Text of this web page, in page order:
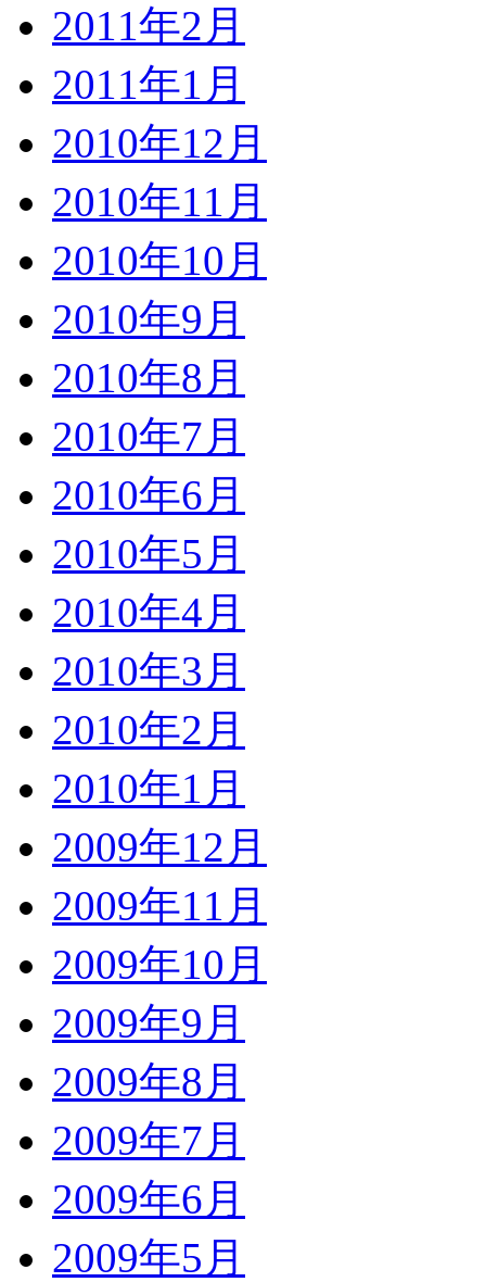
2011年2月
2011年1月
2010年12月
2010年11月
2010年10月
2010年9月
2010年8月
2010年7月
2010年6月
2010年5月
2010年4月
2010年3月
2010年2月
2010年1月
2009年12月
2009年11月
2009年10月
2009年9月
2009年8月
2009年7月
2009年6月
2009年5月